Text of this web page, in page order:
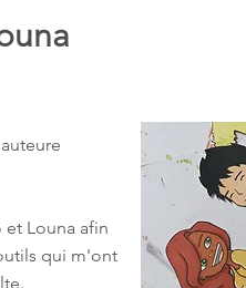
et Louna afin
qui m'ont